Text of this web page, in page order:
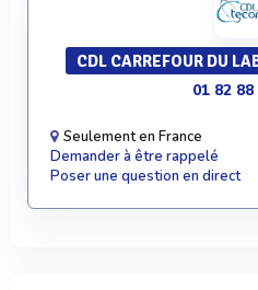
CDL CARREFOUR DU
01 82
Seulement en France
Demander à être rappelé
Poser une question en direct